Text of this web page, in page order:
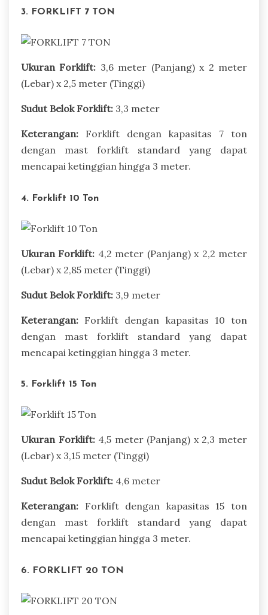
3. FORKLIFT 7 TON
Ukuran Forklift: 3,6 meter (Panjang) x 2 meter
(Lebar) x 2,5 meter (Tinggi)
Sudut Belok Forklift: 3,3 meter
Keterangan: Forklift dengan kapasitas 7 ton
dengan mast forklift standard yang dapat
mencapai ketinggian hingga 3 meter.
4. Forklift 10 Ton
Ukuran Forklift: 4,2 meter (Panjang) x 2,2 meter
(Lebar) x 2,85 meter (Tinggi)
Sudut Belok Forklift: 3,9 meter
Keterangan: Forklift dengan kapasitas 10 ton
dengan mast forklift standard yang dapat
mencapai ketinggian hingga 3 meter.
5. Forklift 15 Ton
Ukuran Forklift:4,5 meter (Panjang) x 2,3 meter
(Lebar) x 3,15 meter (Tinggi)
Sudut Belok Forklift: 4,6 meter
Keterangan: Forklift dengan kapasitas 15 ton
dengan mast forklift standard yang dapat
mencapai ketinggian hingga 3 meter.
6. FORKLIFT 20 TON